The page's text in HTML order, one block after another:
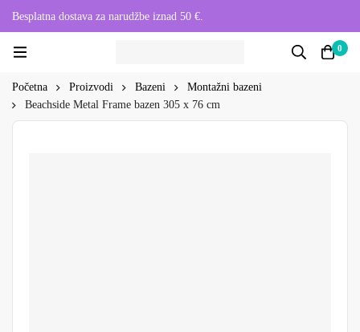
Besplatna dostava za narudžbe iznad 50 €.
0
Početna Proizvodi Bazeni
Montažni bazeni
Beachside Metal Frame bazen 305 x 76 cm